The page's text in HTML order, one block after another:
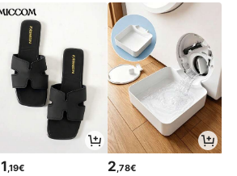
,19€ 2,78€